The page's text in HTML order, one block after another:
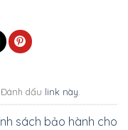
. Đánh dấu link này
sách bảo hành cho